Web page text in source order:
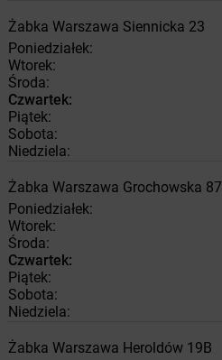
Żabka Warszawa Siennicka 23
Poniedziałek:
Wtorek:
Środa:
Czwartek:
Piątek:
Sobota:
Niedziela:
Żabka Warszawa Grochowska 87
Poniedziałek:
Wtorek:
Środa:
Czwartek:
Piątek:
Sobota:
Niedziela:
Żabka Warszawa Heroldów 19B